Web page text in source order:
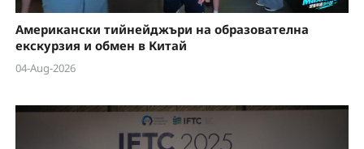
Американски тийнейджъри на образователна
екскурзия и обмен в Китай
04-Aug-2026